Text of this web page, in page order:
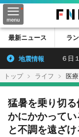
最新ニュース ラ
地震情報 ６日
トップ ライフ 医
猛暑を乗り切
かにかかって
と不調を遠ざ